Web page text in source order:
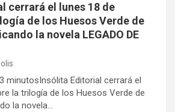
cerrará el lunes 18 de
de los Huesos Verde de
la novela LEGADO DE
minutosInsólita Editorial cerrará el
la trilogía de los Huesos Verde de
la novela…